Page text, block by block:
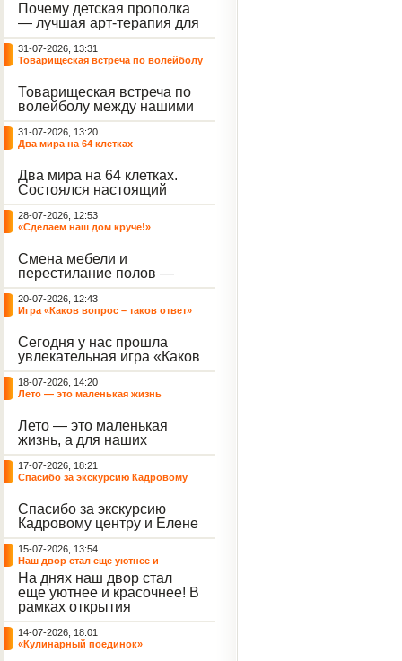
Почему детская прополка
— лучшая арт-терапия для
воспитателя?
31-07-2026, 13:31
Товарищеская встреча по волейболу
Товарищеская встреча по
волейболу между нашими
воспитанниками и
сельскими ребятами.
31-07-2026, 13:20
Два мира на 64 клетках
Два мира на 64 клетках.
Состоялся настоящий
интеллектуальный
праздник — турнир по
шахматам и шашкам.
небывалый ажиотаж среди
воспитанников, превратив
тихие залы центра в арену
напряжённых поединков,
громких аплодисментов и
жарких обсуждений.
28-07-2026, 12:53
«Сделаем наш дом круче!»
Смена мебели и
перестилание полов —
дело рук профессионалов.
А вот создание настоящего
домашнего уюта — задача
этой неделе ребята взяли
инициативу в свои руки и
устроили масштабную
генеральную уборку
жилого корпуса.
20-07-2026, 12:43
Игра «Каков вопрос – таков ответ»
Сегодня у нас прошла
увлекательная игра «Каков
вопрос – таков ответ»,
которая собрала самых
любознательных
игры выступил наш
воспитанник - Константин
Н., который по праву носит
звание самого читающего
и эрудированного
участника наших
мероприятий.
18-07-2026, 14:20
Лето — это маленькая жизнь
Лето — это маленькая
жизнь, а для наших
воспитанниц оно
наполнено открытиями. В
один из теплых дней мы
пластилин, книги и конечно
же телефоны, чтобы
отправиться на небольшую
цветочную охоту в
ближайший луг.
17-07-2026, 18:21
Спасибо за экскурсию Кадровому
Спасибо за экскурсию
Кадровому центру и Елене
Романовне за тёплую
встречу.
15-07-2026, 13:54
Наш двор стал еще уютнее и
красочнее!
На днях наш двор стал
еще уютнее и красочнее! В
рамках открытия
Социальной гостиной
нашего Центра, перед
воспитанниками была
14-07-2026, 18:01
«Кулинарный поединок»